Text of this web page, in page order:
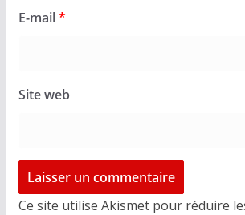
E-mail*
Site web
Ce site utilise Akismet pour réduire